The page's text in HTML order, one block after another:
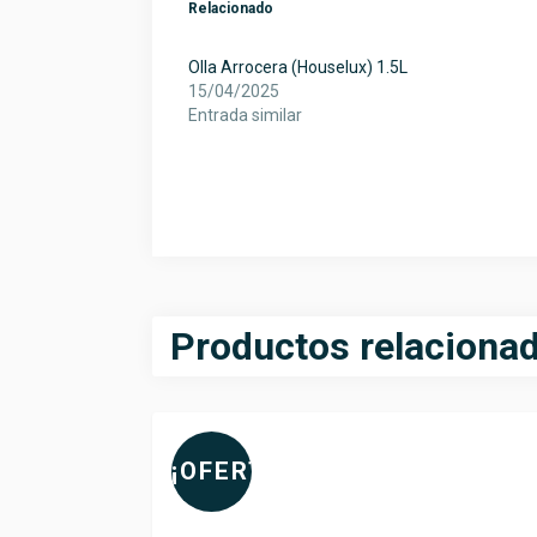
Relacionado
Olla Arrocera (Houselux) 1.5L
15/04/2025
Entrada similar
Productos
¡OFERTA!